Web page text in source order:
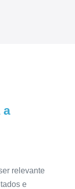
a
relevante
e